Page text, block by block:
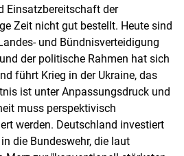
Einsatzbereitschaft der
Zeit nicht gut bestellt. Heute sind
und Bündnisverteidigung
der politische Rahmen hat sich
führt Krieg in der Ukraine, das
ist unter Anpassungsdruck und
muss perspektivisch
werden. Deutschland investiert
die Bundeswehr, die laut